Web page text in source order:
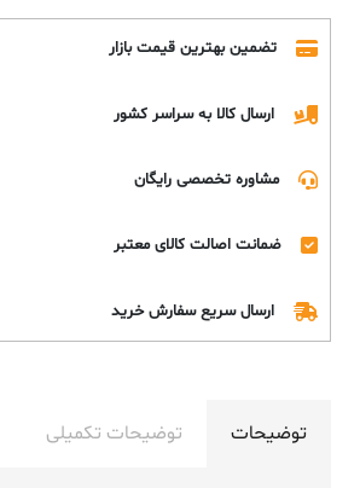
تضمین بهترین قیمت بازار
ارسال کالا به سراسر کشور
مشاوره تخصصی رایگان
ضمانت اصالت کالای معتبر
ارسال سریع سفارش خرید
توضیحات توضیحات تکمیلی